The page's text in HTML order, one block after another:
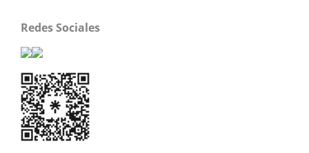
Redes Sociales